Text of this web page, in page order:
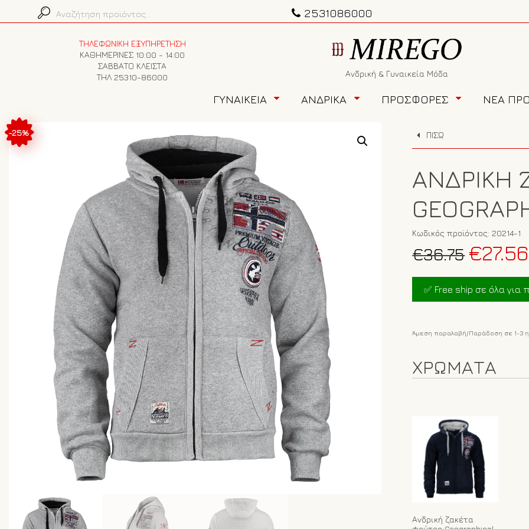
2531086000
ΤΗΛΕΦΩΝΙΚΗ ΕΞΥΠΗΡΕΤΗΣΗ
ΚΑΘΗΜΕΡΙΝΕΣ 10:00 - 14:00
ΣΑΒΒΑΤΟ ΚΛΕΙΣΤΑ
ΤΗΛ 25310-86000
Ανδρική & Γυναικεία Μόδα
ΓΥΝΑΙΚΕΙΑ ΑΝΔΡΙΚΑ ΠΡΟΣΦΟΡΕΣ ΝΕΑ
-25% ΠΙΣΩ
ΑΝΔΡΙΚΉ
Κωδικός προϊόντος:20214-1
€36.75 Original
price
was:
€36.75.
€27.56
✅ Free ship σε όλα για
Άμεση παραλαβή/Παράδοση σε 1-3
ΧΡΩΜΑΤΑ
Ανδρική ζακέτα